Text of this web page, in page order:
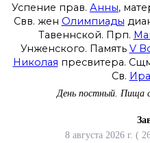
Успение прав. Анны,
Свв. жен Олимпиады
Тавеннской. Прп.
Унженского. Память V
Николая пресвитера.
Св.
День постный. Пища
8 августа 2026 г. (